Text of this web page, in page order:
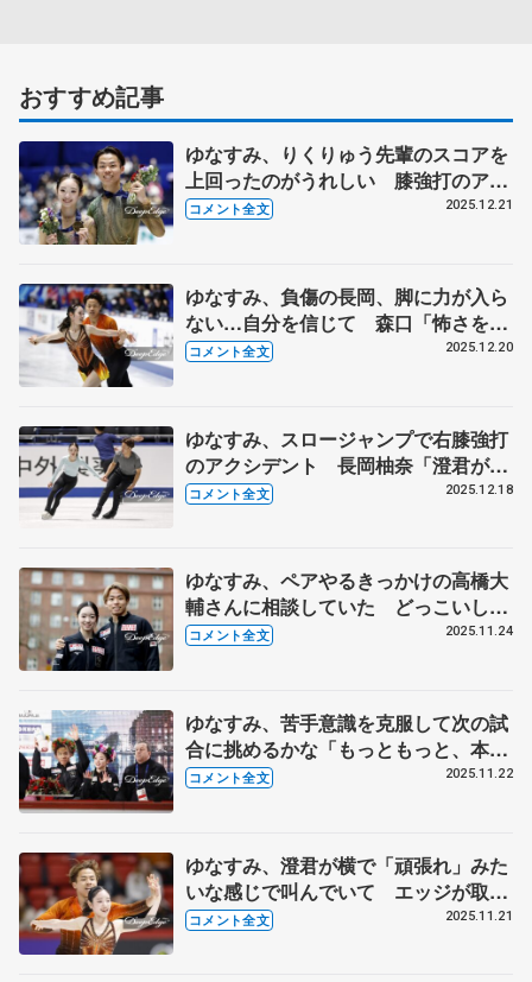
おすすめ記事
ゆなすみ、りくりゅう先輩のスコアを
上回ったのがうれしい 膝強打のアク
シデント乗り越え「自分たちを信じる
コメント全文 2025.12.21
ゆなすみ、負傷の長岡、脚に力が入ら
ない…自分を信じて 森口「怖さを乗
り越えたのは、本当に信じられないく
コメント全文 2025.12.20
ゆなすみ、スロージャンプで右膝強打
のアクシデント 長岡柚奈「澄君がア
イシングとか電気とか持ってきて...」
コメント全文 2025.12.18
ゆなすみ、ペアやるきっかけの高橋大
輔さんに相談していた どっこいしょ
リフトを動画撮らせてくれませんかと
コメント全文 2025.11.24
ゆなすみ、苦手意識を克服して次の試
合に挑めるかな「もっともっと、本当
は上に行きたい」【GP第6戦フィンラ
コメント全文 2025.11.22
ゆなすみ、澄君が横で「頑張れ」みた
いな感じで叫んでいて エッジが取ら
れてスピンが止まりそうになりながら
コメント全文 2025.11.21